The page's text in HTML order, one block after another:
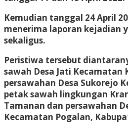
Kemudian tanggal 24 April
menerima laporan kejadian
sekaligus.
Peristiwa tersebut
sawah Desa Jati Kecamatan
persawahan Desa Sukorejo
petak sawah lingkungan
Tamanan dan persawahan
Kecamatan Pogalan,